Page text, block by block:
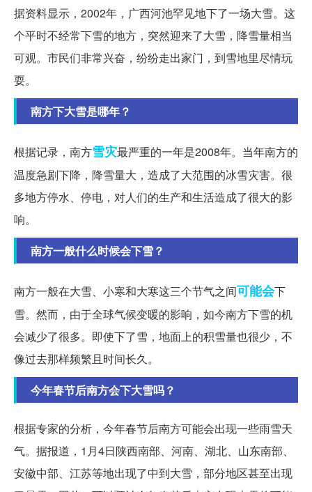
据资料显示，2002年，广西河池罕见地下了一场大雪。这
个平时不经常下雪的地方，突然迎来了大雪，降雪量相当
可观。市民们非常兴奋，纷纷走出家门，到雪地里尽情玩
耍。
南方下大雪是哪年？
根据记录，南方雪灾最严重的一年是2008年。当年南方的
温度急剧下降，降雪量大，造成了大范围的冰雪灾害。很
多地方停水、停电，对人们的生产和生活造成了很大的影
响。
南方一般什么时候会下雪？
南方一般在大雪、小寒和大寒这三个节气之间可能会下
雪。然而，由于全球气候变暖的影响，如今南方下雪的机
会减少了很多。即使下了雪，地面上的积雪量也很少，不
像过去那样频繁且时间长久。
今年春节后南方会下大雪吗？
根据专家的分析，今年春节后南方可能会出现一些雨雪天
气。据报道，1月4日陕西南部、河南、湖北、山东南部、
安徽中部、江苏等地出现了中到大雪，部分地区甚至出现